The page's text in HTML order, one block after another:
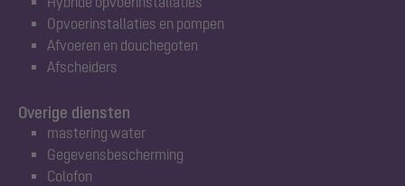
Opvoerinstallaties en pompen
Afvoeren en douchegoten
Afscheiders
Overige diensten
mastering water
Gegevensbescherming
Colofon